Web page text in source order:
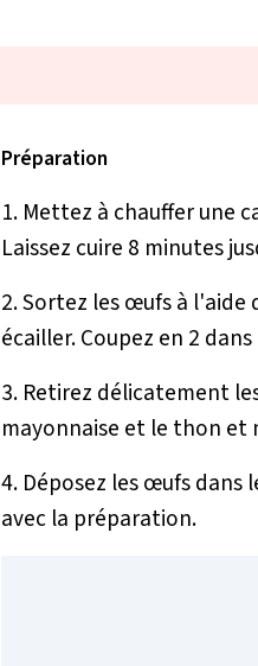
Préparation
1. Mettez à chauffer une
Laissez cuire 8 minutes
2. Sortez les œufs à l'aide
écailler. Coupez en 2
3. Retirez délicatement
mayonnaise et le thon et
4. Déposez les œufs dans
avec la préparation.